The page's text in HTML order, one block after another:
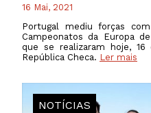
16 Mai, 2021
Portugal mediu forças
Campeonatos da Europa
que se realizaram hoje,
República Checa. Ler mais
NOTÍCIAS